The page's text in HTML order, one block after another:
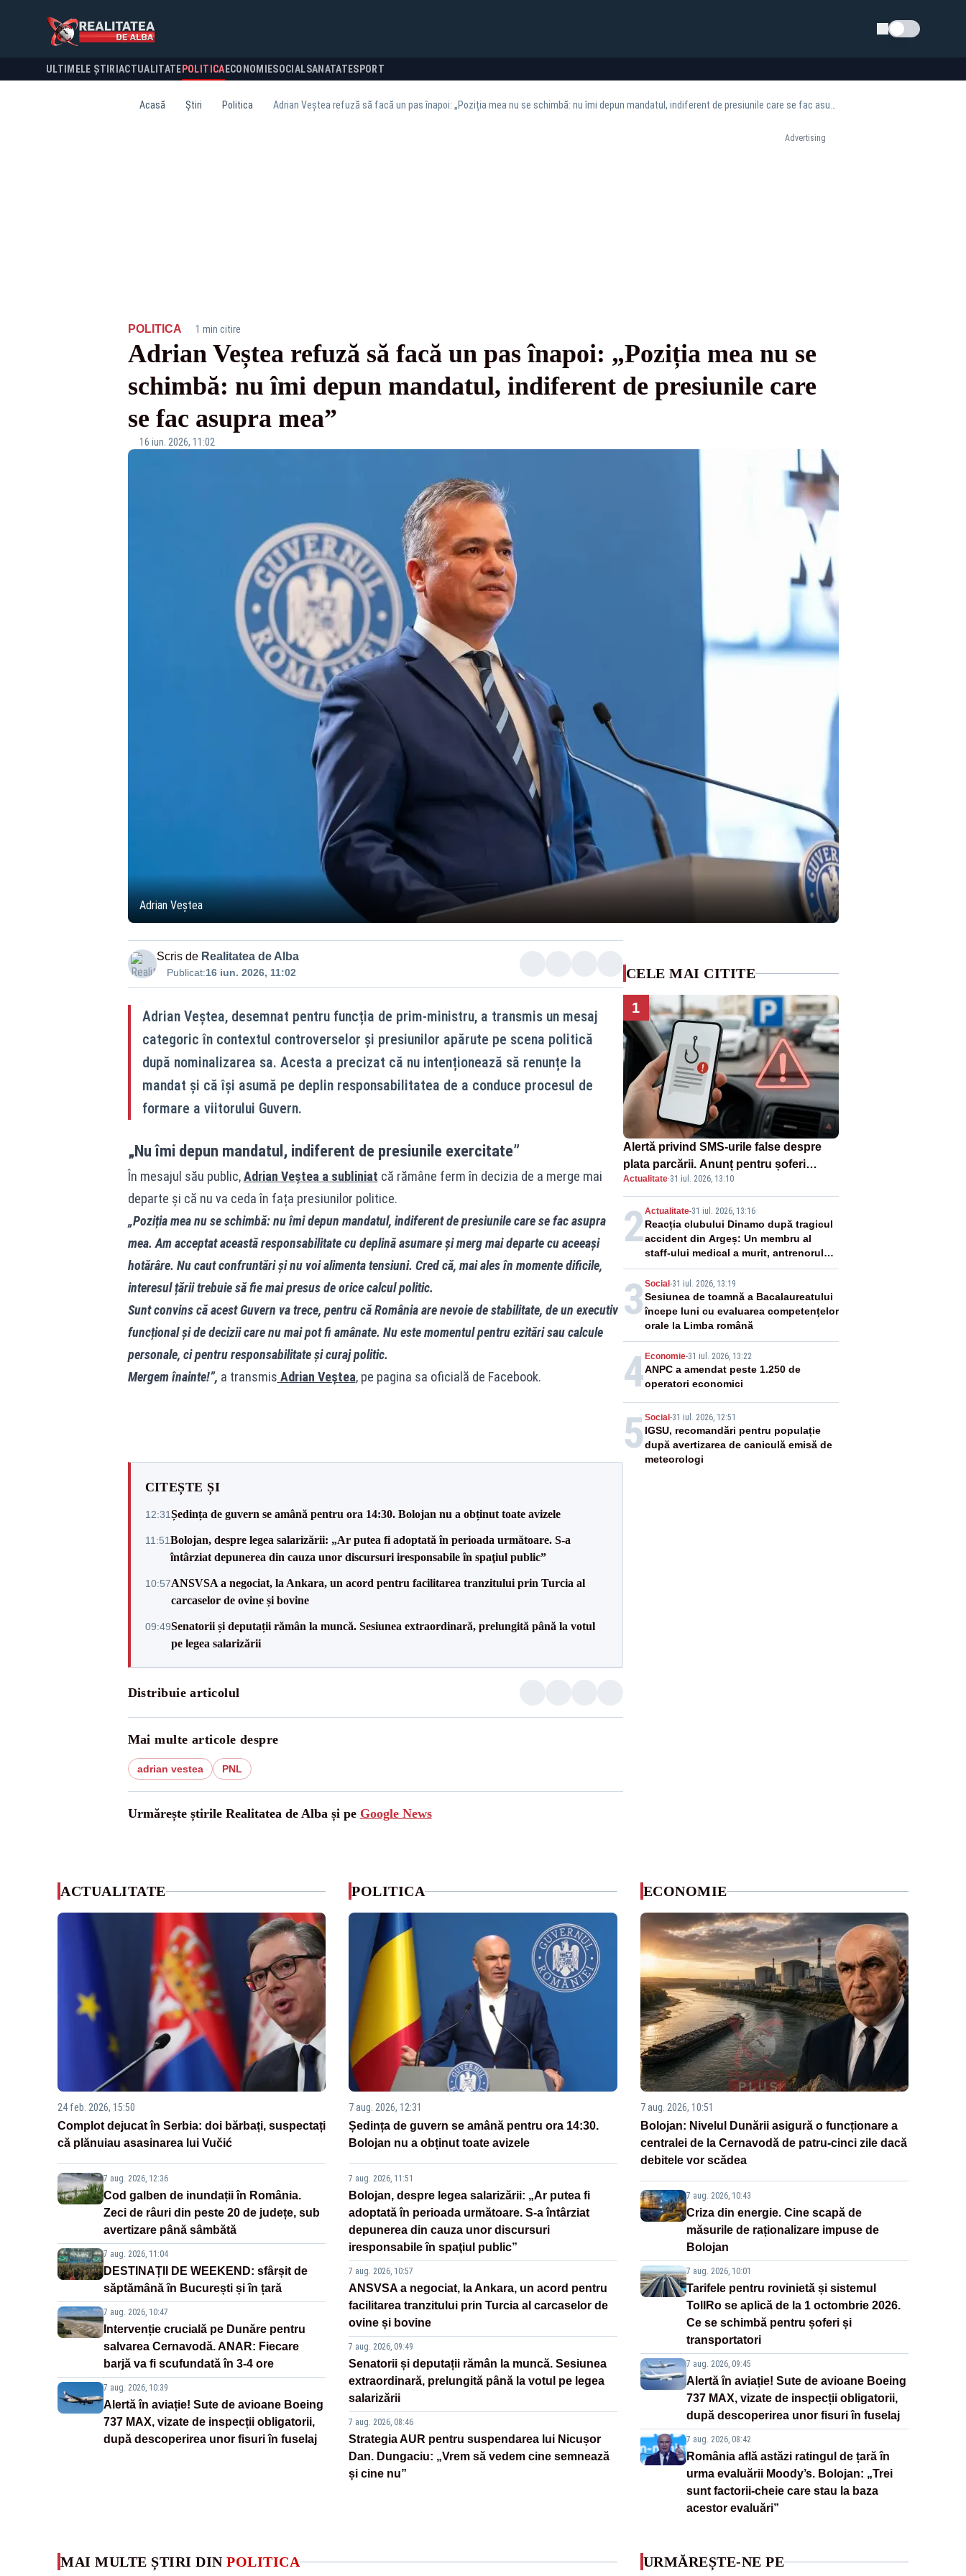
Schimba tema
ULTIMELE ȘTIRI ACTUALITATE POLITICA ECONOMIESOCIALSANATATESPORT
Acasă Știri Politica
Advertising
POLITICA· 1 min citire
Adrian Veștea refuză să facă un pas înapoi: „Poziția mea nu se
schimbă: nu îmi depun mandatul, indiferent de presiunile care
se fac asupra mea”
16 iun. 2026, 11:02
Adrian Veștea
Scris de Realitatea de Alba
Publicat:16 iun. 2026, 11:02
Adrian Veștea, desemnat pentru funcția de prim-ministru, a transmis un mesaj
categoric în contextul controverselor și presiunilor apărute pe scena politică
după nominalizarea sa. Acesta a precizat că nu intenționează să renunțe la
mandat și că își asumă pe deplin responsabilitatea de a conduce procesul de
formare a viitorului Guvern.
„Nu îmi depun mandatul, indiferent de presiunile exercitate”
În mesajul său public,Adrian Veștea a subliniat că rămâne ferm în decizia de a merge mai
departe și că nu va ceda în fața presiunilor politice.
„Poziția mea nu se schimbă: nu îmi depun mandatul, indiferent de presiunile care se fac asupra
mea. Am acceptat această responsabilitate cu deplină asumare și merg mai departe cu aceeași
hotărâre. Nu caut confruntări și nu voi alimenta tensiuni. Cred că, mai ales în momente dificile,
interesul țării trebuie să fie mai presus de orice calcul politic.
Sunt convins că acest Guvern va trece, pentru că România are nevoie de stabilitate, de un executiv
funcțional și de decizii care nu mai pot fi amânate. Nu este momentul pentru ezitări sau calcule
personale, ci pentru responsabilitate și curaj politic.
Mergem înainte!”, a transmis Adrian Veștea, pe pagina sa oficială de Facebook.
CITEȘTE ȘI
12:31Ședința de guvern se amână pentru ora 14:30. Bolojan nu a obținut toate avizele
11:51Bolojan, despre legea salarizării: „Ar putea fi adoptată în perioada următoare. S-a
întârziat depunerea din cauza unor discursuri iresponsabile în spaţiul public”
10:57ANSVSA a negociat, la Ankara, un acord pentru facilitarea tranzitului prin Turcia al
carcaselor de ovine și bovine
09:49Senatorii și deputații rămân la muncă. Sesiunea extraordinară, prelungită până la votul
pe legea salarizării
Distribuie articolul
Mai multe articole despre
adrian vestea PNL
Urmărește știrile Realitatea de Alba și pe Google News
CELE MAI CITITE
1
Alertă privind SMS-urile false despre
plata parcării. Anunț pentru șoferi
asupra unei noi metode de fraudă
online
Actualitate·31 iul. 2026, 13:10
2Actualitate-31 iul. 2026, 13:16
Reacția clubului Dinamo după tragicul
accident din Argeș: Un membru al
staff-ului medical a murit, antrenorul
Adrian Ropotan este în spital
3 Social -31 iul. 2026, 13:19
Sesiunea de toamnă a Bacalaureatului
începe luni cu evaluarea competențelor
orale la Limba română
4 Economie-31 iul. 2026, 13:22
ANPC a amendat peste 1.250 de
operatori economici
5 Social -31 iul. 2026, 12:51
IGSU, recomandări pentru populație
după avertizarea de caniculă emisă de
meteorologi
ACTUALITATE
24 feb. 2026, 15:50
Complot dejucat în Serbia: doi bărbați, suspectați
că plănuiau asasinarea lui Vučić
7 aug. 2026, 12:36
Cod galben de inundații în România.
Zeci de râuri din peste 20 de județe, sub
avertizare până sâmbătă
7 aug. 2026, 11:04
DESTINAȚII DE WEEKEND: sfârșit de
săptămână în București și în țară
7 aug. 2026, 10:47
Intervenție crucială pe Dunăre pentru
salvarea Cernavodă. ANAR: Fiecare
barjă va fi scufundată în 3-4 ore
7 aug. 2026, 10:39
Alertă în aviație! Sute de avioane Boeing
737 MAX, vizate de inspecții obligatorii,
după descoperirea unor fisuri în fuselaj
POLITICA
7 aug. 2026, 12:31
Ședința de guvern se amână pentru ora 14:30.
Bolojan nu a obținut toate avizele
7 aug. 2026, 11:51
Bolojan, despre legea salarizării: „Ar putea fi
adoptată în perioada următoare. S-a întârziat
depunerea din cauza unor discursuri
iresponsabile în spaţiul public”
7 aug. 2026, 10:57
ANSVSA a negociat, la Ankara, un acord pentru
facilitarea tranzitului prin Turcia al carcaselor de
ovine și bovine
7 aug. 2026, 09:49
Senatorii și deputații rămân la muncă. Sesiunea
extraordinară, prelungită până la votul pe legea
salarizării
7 aug. 2026, 08:46
Strategia AUR pentru suspendarea lui Nicușor
Dan. Dungaciu: „Vrem să vedem cine semnează
și cine nu”
ECONOMIE
7 aug. 2026, 10:51
Bolojan: Nivelul Dunării asigură o funcționare a
centralei de la Cernavodă de patru-cinci zile dacă
debitele vor scădea
7 aug. 2026, 10:43
Criza din energie. Cine scapă de
măsurile de raționalizare impuse de
Bolojan
7 aug. 2026, 10:01
Tarifele pentru rovinietă și sistemul
TollRo se aplică de la 1 octombrie 2026.
Ce se schimbă pentru șoferi și
transportatori
7 aug. 2026, 09:45
Alertă în aviație! Sute de avioane Boeing
737 MAX, vizate de inspecții obligatorii,
după descoperirea unor fisuri în fuselaj
7 aug. 2026, 08:42
România află astăzi ratingul de țară în
urma evaluării Moody’s. Bolojan: „Trei
sunt factorii-cheie care stau la baza
acestor evaluări”
MAI MULTE ȘTIRI DIN POLITICA URMĂREȘTE-NE PE